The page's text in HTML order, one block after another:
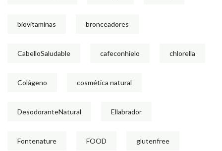
biovitaminas bronceadores
CabelloSaludable cafeconhielo chlorella
Colágeno cosmética natural
DesodoranteNatural Ellabrador
Fontenature FOOD glutenfree